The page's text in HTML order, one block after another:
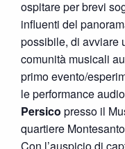
ospitare per brevi
influenti del
possibile, di avviare
comunità musicali
primo evento/
le performance
Persico presso il
quartiere